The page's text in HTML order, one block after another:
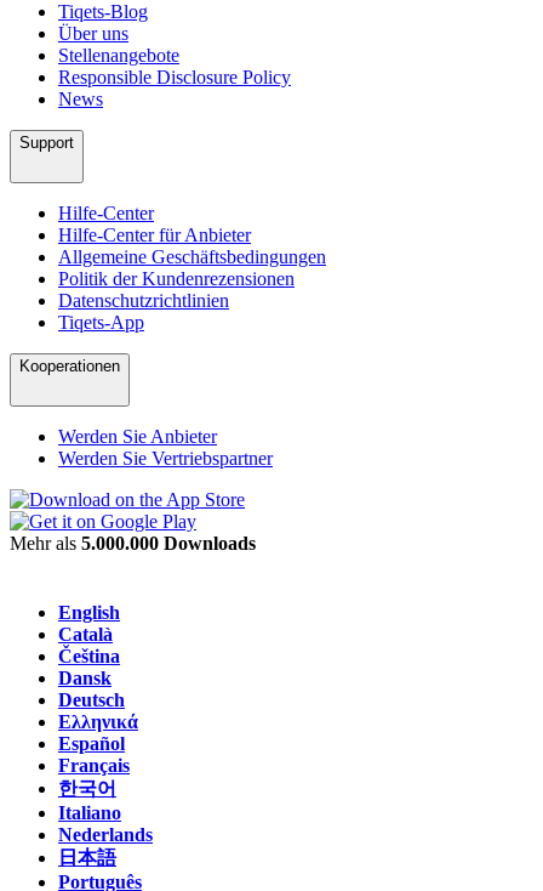
Tiqets-Blog
Über uns
Stellenangebote
Responsible Disclosure Policy
News
Support
Hilfe-Center
Hilfe-Center für Anbieter
Allgemeine Geschäftsbedingungen
Politik der Kundenrezensionen
Datenschutzrichtlinien
Tiqets-App
Kooperationen
Werden Sie Anbieter
Werden Sie Vertriebspartner
Mehr als 5.000.000 Downloads
English
Català
Čeština
Dansk
Deutsch
Ελληνικά
Español
Français
한국어
Italiano
Nederlands
日本語
Português